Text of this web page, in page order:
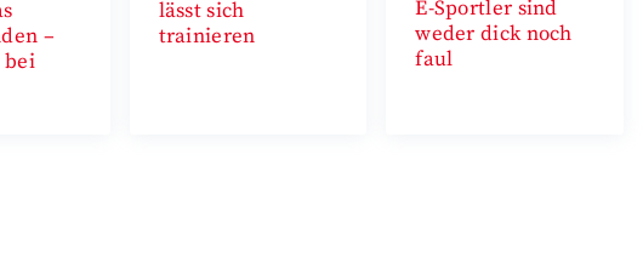
–
bei
lässt sich
trainieren
E-Sportler sind
weder dick noch
faul